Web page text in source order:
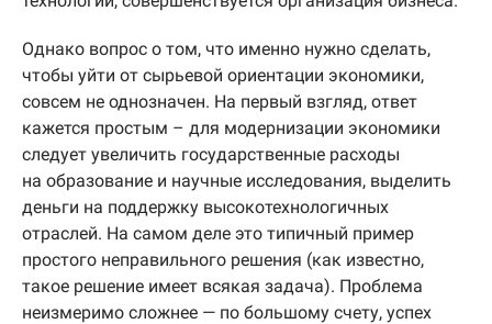
Однако вопрос о том, что именно нужно сделать,
чтобы уйти от сырьевой ориентации экономики,
совсем не однозначен. На первый взгляд, ответ
кажется простым – для модернизации экономики
следует увеличить государственные расходы
на образование и научные исследования, выделить
деньги на поддержку высокотехнологичных
отраслей. На самом деле это типичный пример
простого неправильного решения (как известно,
такое решение имеет всякая задача). Проблема
неизмеримо сложнее — по большому счету, успех